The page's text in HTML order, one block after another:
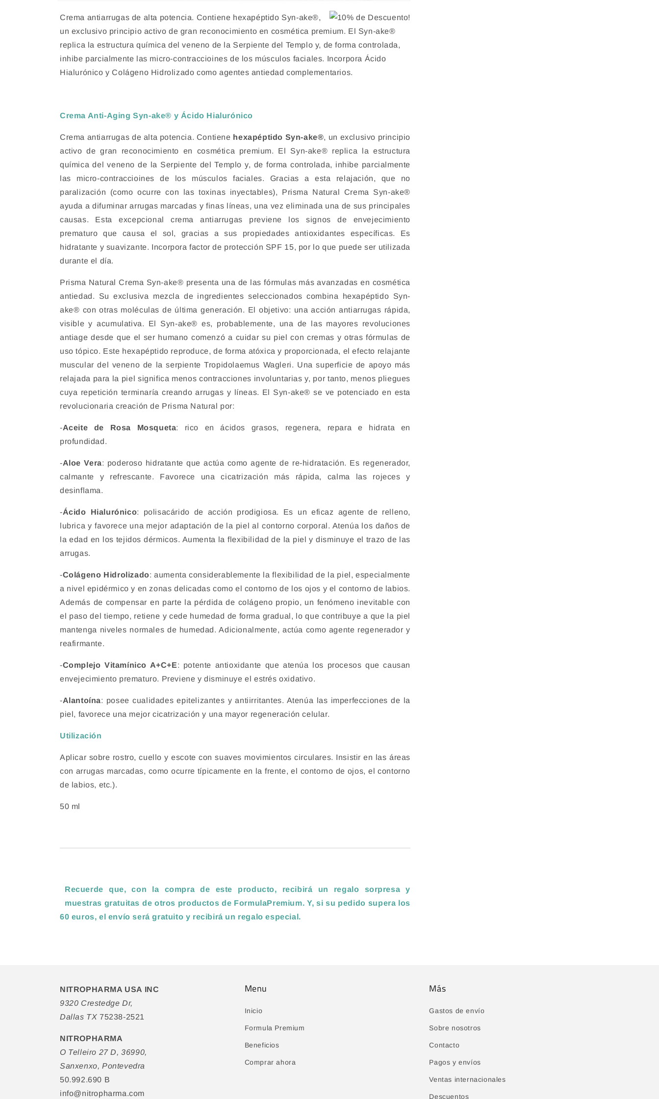
multimedia
en
ventana
modal
Crema antiarrugas de alta potencia. Contiene hexapéptido Syn-ake®,
un exclusivo principio activo de gran reconocimiento en cosmética premium. El Syn-ake®
replica la estructura química del veneno de la Serpiente del Templo y, de forma controlada,
inhibe parcialmente las micro-contraccioines de los músculos faciales. Incorpora Ácido
Hialurónico y Colágeno Hidrolizado como agentes antiedad complementarios.
Crema Anti-Aging Syn-ake® y Ácido Hialurónico
Crema antiarrugas de alta potencia. Contiene hexapéptido Syn-ake®, un exclusivo principio
activo de gran reconocimiento en cosmética premium. El Syn-ake® replica la estructura
química del veneno de la Serpiente del Templo y, de forma controlada, inhibe parcialmente
las micro-contraccioines de los músculos faciales. Gracias a esta relajación, que no
paralización (como ocurre con las toxinas inyectables), Prisma Natural Crema Syn-ake®
ayuda a difuminar arrugas marcadas y finas líneas, una vez eliminada una de sus principales
causas. Esta excepcional crema antiarrugas previene los signos de envejecimiento
prematuro que causa el sol, gracias a sus propiedades antioxidantes específicas. Es
hidratante y suavizante. Incorpora factor de protección SPF 15, por lo que puede ser utilizada
durante el día.
Prisma Natural Crema Syn-ake® presenta una de las fórmulas más avanzadas en cosmética
antiedad. Su exclusiva mezcla de ingredientes seleccionados combina hexapéptido Syn-
ake® con otras moléculas de última generación. El objetivo: una acción antiarrugas rápida,
visible y acumulativa. El Syn-ake® es, probablemente, una de las mayores revoluciones
antiage desde que el ser humano comenzó a cuidar su piel con cremas y otras fórmulas de
uso tópico. Este hexapéptido reproduce, de forma atóxica y proporcionada, el efecto relajante
muscular del veneno de la serpiente Tropidolaemus Wagleri. Una superficie de apoyo más
relajada para la piel significa menos contracciones involuntarias y, por tanto, menos pliegues
cuya repetición terminaría creando arrugas y líneas. El Syn-ake® se ve potenciado en esta
revolucionaria creación de Prisma Natural por:
-Aceite de Rosa Mosqueta: rico en ácidos grasos, regenera, repara e hidrata en
profundidad.
-Aloe Vera: poderoso hidratante que actúa como agente de re-hidratación. Es regenerador,
calmante y refrescante. Favorece una cicatrización más rápida, calma las rojeces y
desinflama.
-Ácido Hialurónico: polisacárido de acción prodigiosa. Es un eficaz agente de relleno,
lubrica y favorece una mejor adaptación de la piel al contorno corporal. Atenúa los daños de
la edad en los tejidos dérmicos. Aumenta la flexibilidad de la piel y disminuye el trazo de las
arrugas.
-Colágeno Hidrolizado: aumenta considerablemente la flexibilidad de la piel, especialmente
a nivel epidérmico y en zonas delicadas como el contorno de los ojos y el contorno de labios.
Además de compensar en parte la pérdida de colágeno propio, un fenómeno inevitable con
el paso del tiempo, retiene y cede humedad de forma gradual, lo que contribuye a que la piel
mantenga niveles normales de humedad. Adicionalmente, actúa como agente regenerador y
reafirmante.
-Complejo Vitamínico A+C+E: potente antioxidante que atenúa los procesos que causan
envejecimiento prematuro. Previene y disminuye el estrés oxidativo.
-Alantoína: posee cualidades epitelizantes y antiirritantes. Atenúa las imperfecciones de la
piel, favorece una mejor cicatrización y una mayor regeneración celular.
Utilización
Aplicar sobre rostro, cuello y escote con suaves movimientos circulares. Insistir en las áreas
con arrugas marcadas, como ocurre típicamente en la frente, el contorno de ojos, el contorno
de labios, etc.).
50 ml
Recuerde que, con la compra de este producto, recibirá un regalo sorpresa y
muestras gratuitas de otros productos de FormulaPremium. Y, si su pedido supera los
60 euros, el envío será gratuito y recibirá un regalo especial.
NITROPHARMA USA INC
9320 Crestedge Dr,
Dallas TX 75238-2521
NITROPHARMA
O Telleiro 27 D, 36990,
Sanxenxo, Pontevedra
50.992.690 B
info@nitropharma.com
Menu
Inicio
Formula Premium
Beneficios
Comprar ahora
Más
Gastos de envío
Sobre nosotros
Contacto
Pagos y envíos
Ventas internacionales
Descuentos